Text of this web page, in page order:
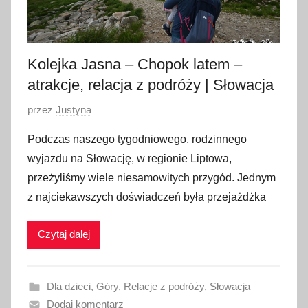
Kolejka Jasna – Chopok latem –
atrakcje, relacja z podróży | Słowacja
O
u
b
l
i
w
n
przez Justyna
Podczas naszego tygodniowego, rodzinnego
wyjazdu na Słowację, w regionie Liptowa,
przeżyliśmy wiele niesamowitych przygód. Jednym
z najciekawszych doświadczeń była przejażdżka
Czytaj dalej
Dla dzieci, Góry, Relacje z podróży, Słowacja
Dodaj komentarz